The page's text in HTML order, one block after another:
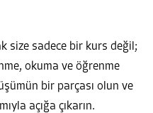
size sadece bir kurs değil;
okuma ve öğrenme
bir parçası olun ve
açığa çıkarın.